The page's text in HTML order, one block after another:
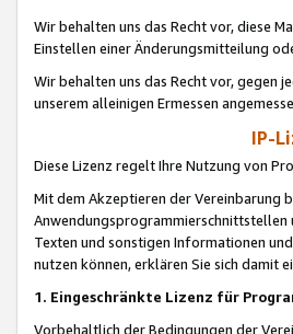
Wir behalten uns das Recht vor, diese
Einstellen einer Änderungsmitteilung
Wir behalten uns das Recht vor, gegen
unserem alleinigen Ermessen
IP-
Diese Lizenz regelt Ihre Nutzung von
Mit dem Akzeptieren der Vereinbarung
Anwendungsprogrammierschnittstellen
Texten und sonstigen Informationen
nutzen können, erklären Sie sich damit
1. Eingeschränkte Lizenz für
Vorbehaltlich der Bedingungen der